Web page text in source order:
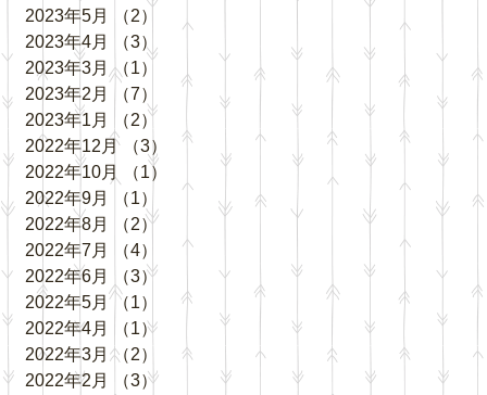
2023年5月
（2）
2023年4月
（3）
2023年3月 （1）
2023年2月
（7）
7件の記事
2023年1月
（2）
2022年12月
（3）
3件の記事
2022年10月
（1）
2022年9月
（1）
1件の記事
2022年8月
（2）
2022年7月
（4）
4件の記事
2022年6月
（3） 3件の記事
2022年5月
（1）
1件の記事
2022年4月
（1） 1件の記事
2022年3月 （2）
2件の記事
2022年2月
（3）3件の記事